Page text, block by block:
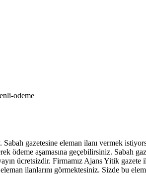
gazetesine eleman ilanı vermek
ödeme aşamasına geçebilirsiniz. Sabah
ücretsizdir. Firmamız Ajans Yitik
ilanlarını görmektesiniz. Sizde bu